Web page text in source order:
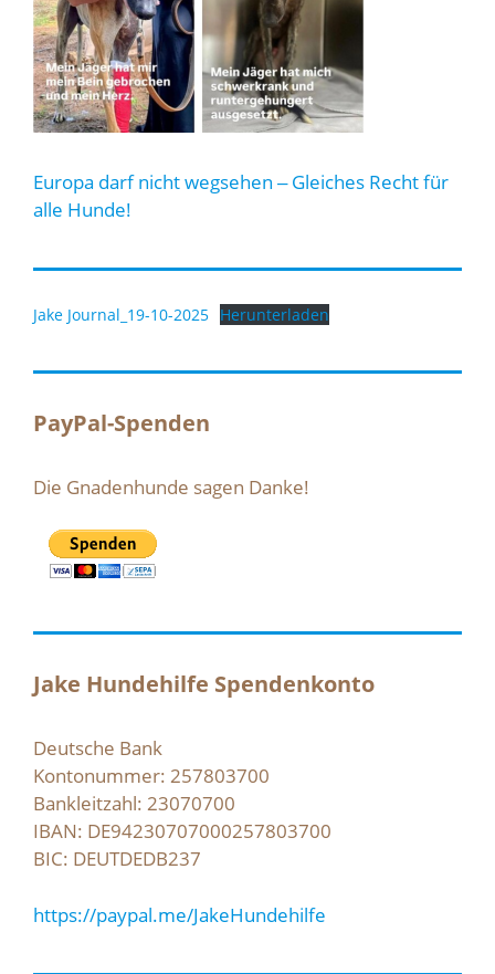
Europa darf nicht wegsehen ‒ Gleiches Recht für
alle Hunde!
Jake Journal_19-10-2025 Herunterladen
PayPal-Spenden
Die Gnadenhunde sagen Danke!
Jake Hundehilfe Spendenkonto
Deutsche Bank
Kontonummer: 257803700
Bankleitzahl: 23070700
IBAN: DE94230707000257803700
BIC: DEUTDEDB237
https://paypal.me/JakeHundehilfe